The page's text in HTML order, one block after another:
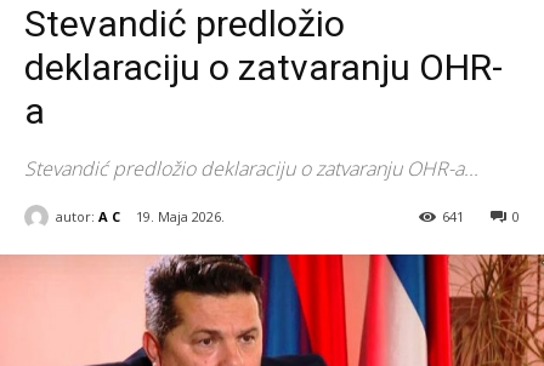
Stevandić predložio
deklaraciju o zatvaranju OHR-
a
Stevandić predložio deklaraciju o zatvaranju OHR-a...
autor: A C 19. Maja 2026. 0
641